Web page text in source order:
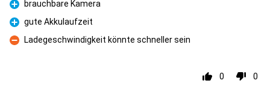
Pour
brauchbare Kamera
Pour
gute Akkulaufzeit
Contre
Ladegeschwindigkeit könnte schneller sein
0 0